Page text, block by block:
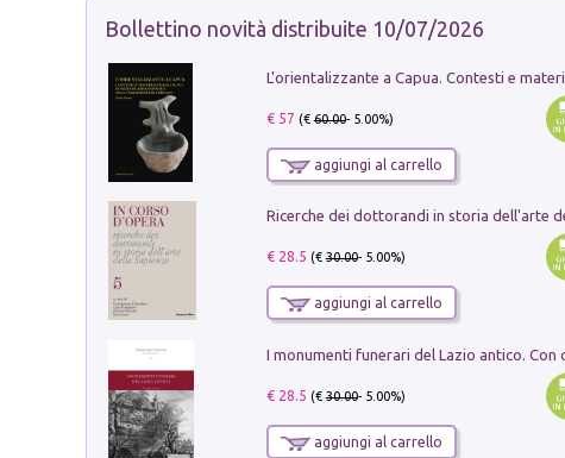
Bollettino novità distribuite 10/07/2026
€ 57 (€60.00- 5.00%)
aggiungi al carrello
€ 28.5 (€30.00- 5.00%)
aggiungi al carrello
€ 28.5 (€30.00- 5.00%)
aggiungi al carrello